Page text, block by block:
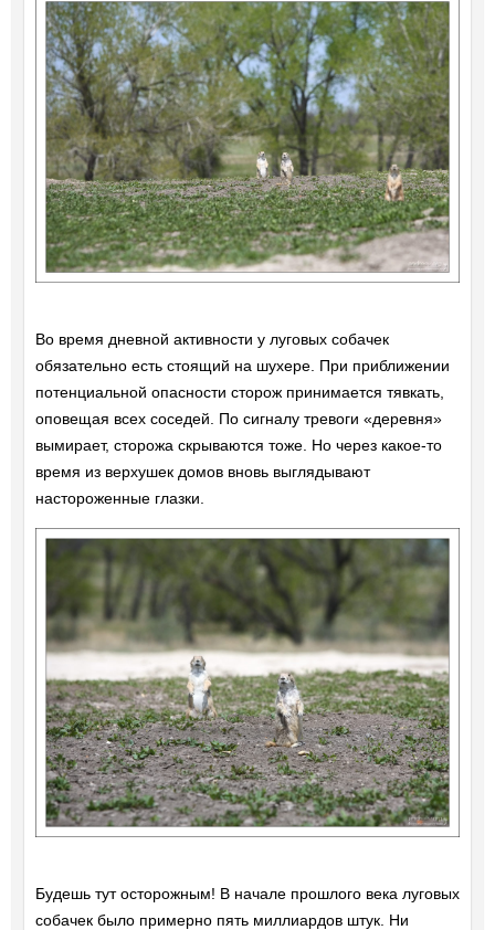
Во время дневной активности у луговых собачек
обязательно есть стоящий на шухере. При приближении
потенциальной опасности сторож принимается тявкать,
оповещая всех соседей. По сигналу тревоги «деревня»
вымирает, сторожа скрываются тоже. Но через какое-то
время из верхушек домов вновь выглядывают
настороженные глазки.
Будешь тут осторожным! В начале прошлого века луговых
собачек было примерно пять миллиардов штук. Ни